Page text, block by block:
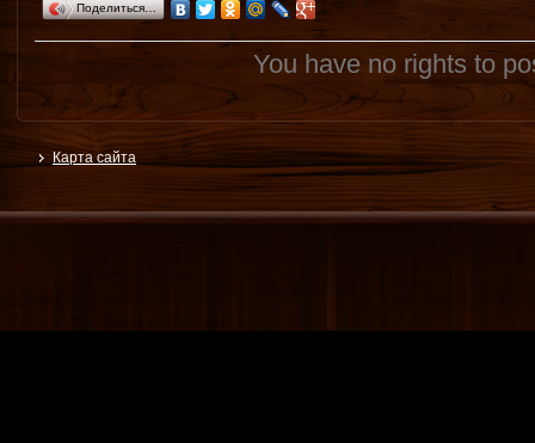
Поделиться…
You have no rights to
Карта сайта